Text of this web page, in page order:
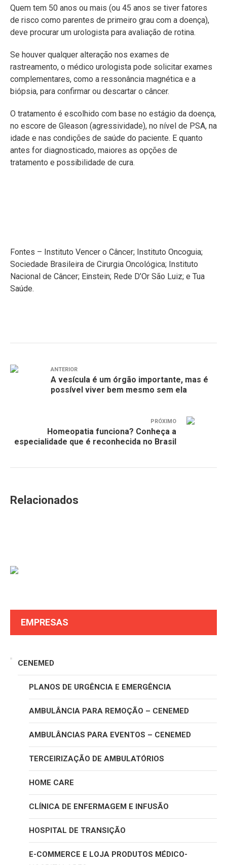
Quem tem 50 anos ou mais (ou 45 anos se tiver fatores
de risco como parentes de primeiro grau com a doença),
deve procurar um urologista para avaliação de rotina.
Se houver qualquer alteração nos exames de
rastreamento, o médico urologista pode solicitar exames
complementares, como a ressonância magnética e a
biópsia, para confirmar ou descartar o câncer.
O tratamento é escolhido com base no estágio da doença,
no escore de Gleason (agressividade), no nível de PSA, na
idade e nas condições de saúde do paciente. E quanto
antes for diagnosticado, maiores as opções de
tratamento e possibilidade de cura.
Fontes – Instituto Vencer o Câncer; Instituto Oncoguia;
Sociedade Brasileira de Cirurgia Oncológica; Instituto
Nacional de Câncer; Einstein; Rede D’Or São Luiz; e Tua
Saúde.
ANTERIOR
A vesícula é um órgão importante, mas é
possível viver bem mesmo sem ela
PRÓXIMO
Homeopatia funciona? Conheça a
especialidade que é reconhecida no Brasil
Relacionados
EMPRESAS
CENEMED
PLANOS DE URGÊNCIA E EMERGÊNCIA
AMBULÂNCIA PARA REMOÇÃO – CENEMED
AMBULÂNCIAS PARA EVENTOS – CENEMED
TERCEIRIZAÇÃO DE AMBULATÓRIOS
HOME CARE
CLÍNICA DE ENFERMAGEM E INFUSÃO
HOSPITAL DE TRANSIÇÃO
E-COMMERCE E LOJA PRODUTOS MÉDICO-